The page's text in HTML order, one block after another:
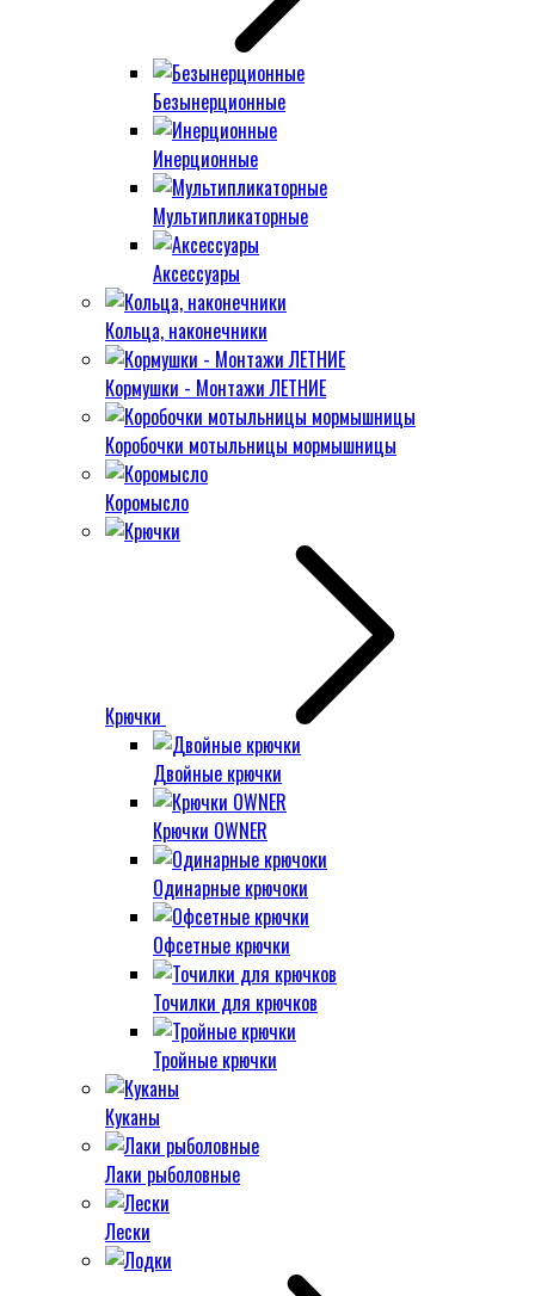
Безынерционные
Инерционные
Мультипликаторные
Аксессуары
Кольца, наконечники
Кормушки - Монтажи ЛЕТНИЕ
Коробочки мотыльницы мормышницы
Коромысло
Крючки
Двойные крючки
Крючки OWNER
Одинарные крючоки
Офсетные крючки
Точилки для крючков
Тройные крючки
Куканы
Лаки рыболовные
Лески